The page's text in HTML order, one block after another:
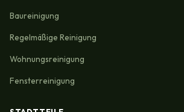
Baureinigung
Regelmäßige Reinigung
Wohnungsreinigung
Fensterreinigung